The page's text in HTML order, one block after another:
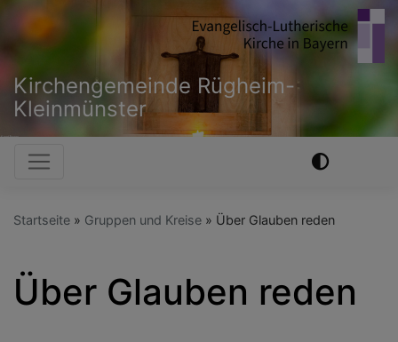
Direkt
zum
Kirchengemeinde Rügheim-
Kleinmünster
Hauptnavigation
Startseite Gruppen und Kreise Über Glauben reden
Über Glauben reden